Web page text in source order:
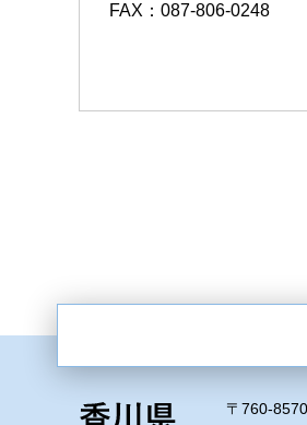
FAX：087-806-0248
〒760-